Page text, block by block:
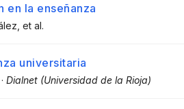
en la enseñanza
, et al.
universitaria
· Dialnet (Universidad de la Rioja)